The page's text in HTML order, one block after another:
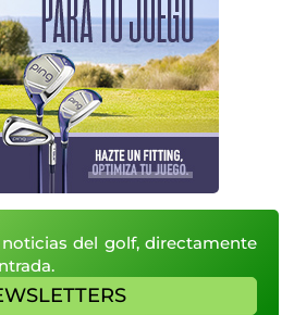
del golf, directamente